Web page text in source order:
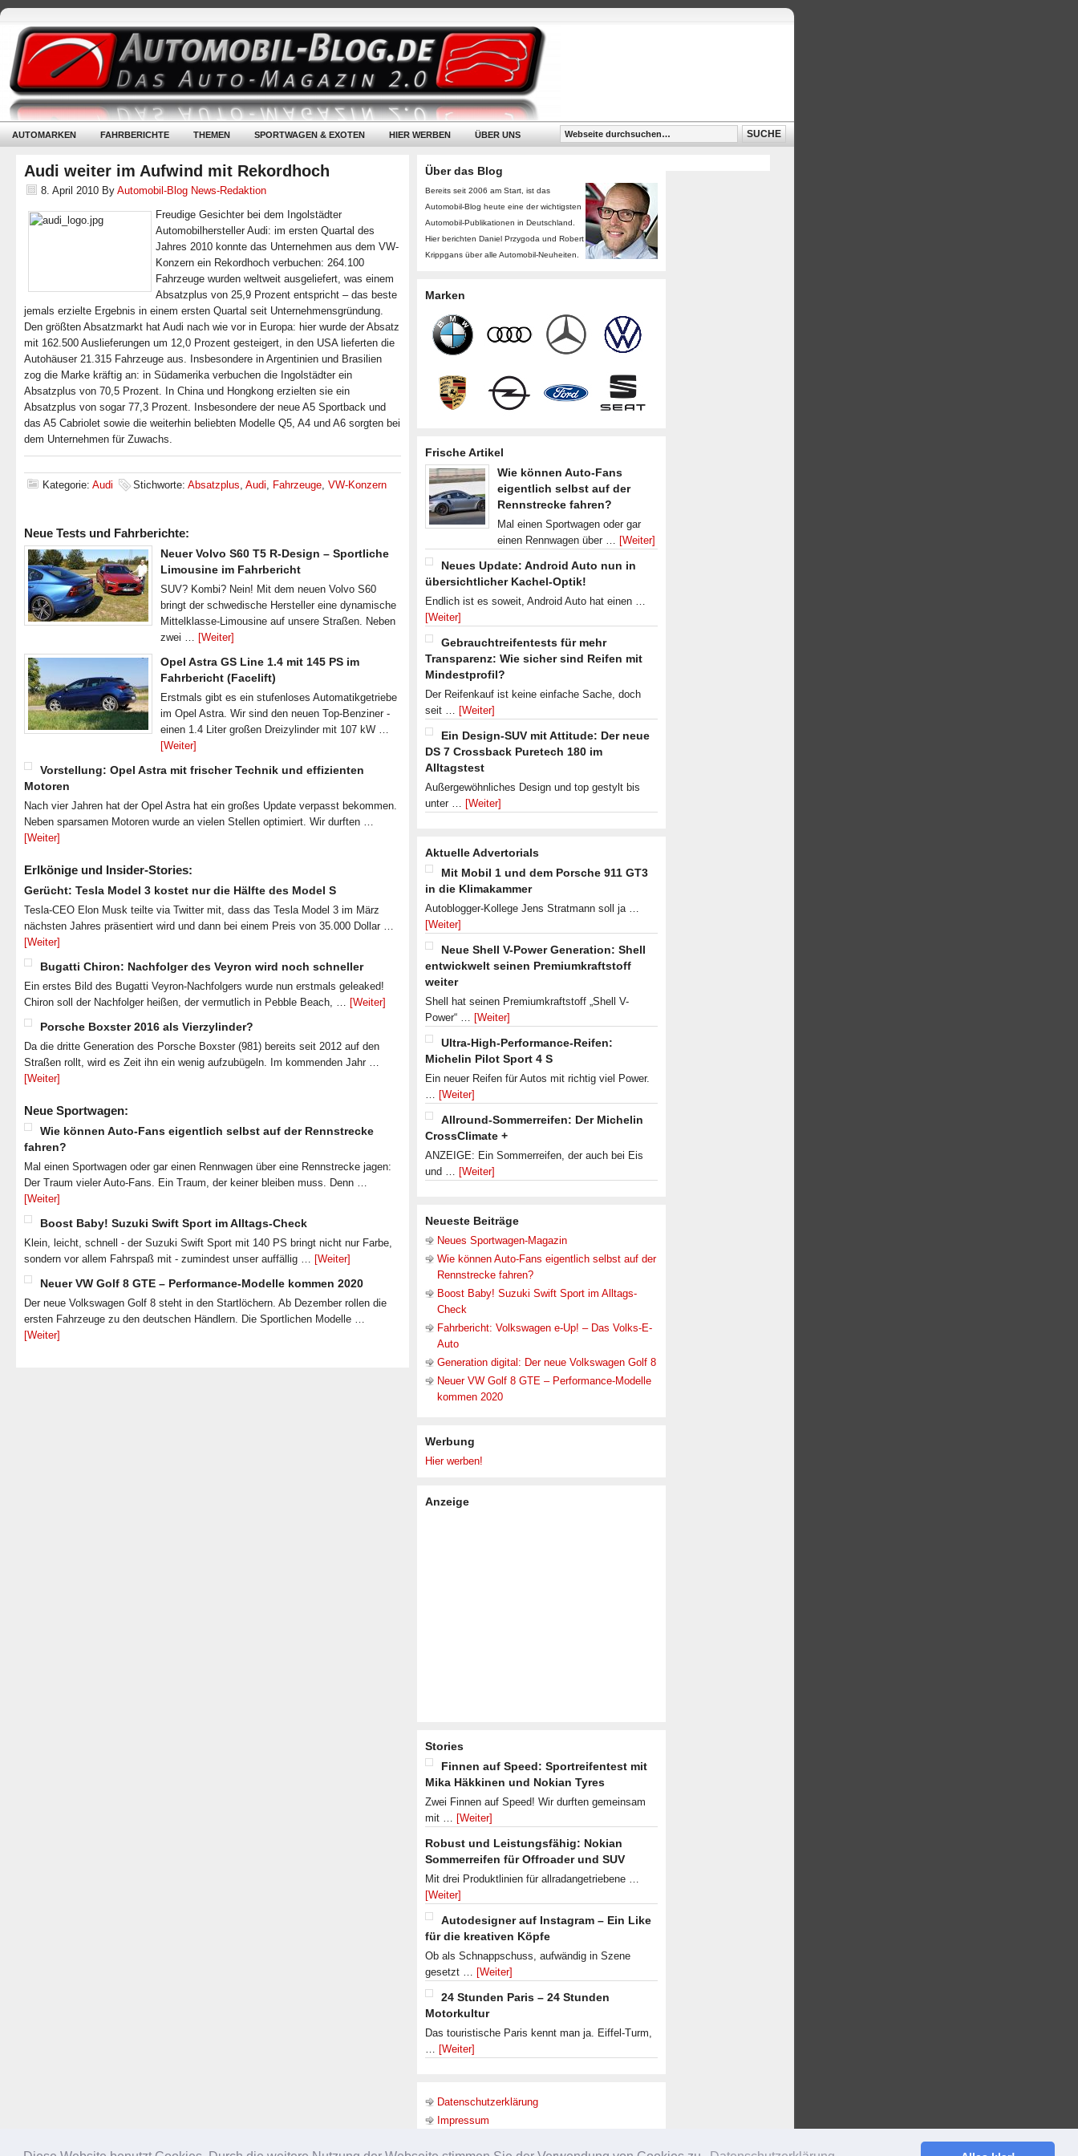
AUTOMARKEN FAHRBERICHTE THEMEN SPORTWAGEN & EXOTEN HIER WERBEN ÜBER UNS
Audi weiter im Aufwind mit Rekordhoch
8. April 2010 By Automobil-Blog News-Redaktion
Freudige Gesichter bei dem Ingolstädter
Automobilhersteller Audi: im ersten Quartal des
Jahres 2010 konnte das Unternehmen aus dem VW-
Konzern ein Rekordhoch verbuchen: 264.100
Fahrzeuge wurden weltweit ausgeliefert, was einem
Absatzplus von 25,9 Prozent entspricht – das beste
jemals erzielte Ergebnis in einem ersten Quartal seit Unternehmensgründung.
Den größten Absatzmarkt hat Audi nach wie vor in Europa: hier wurde der Absatz
mit 162.500 Auslieferungen um 12,0 Prozent gesteigert, in den USA lieferten die
Autohäuser 21.315 Fahrzeuge aus. Insbesondere in Argentinien und Brasilien
zog die Marke kräftig an: in Südamerika verbuchen die Ingolstädter ein
Absatzplus von 70,5 Prozent. In China und Hongkong erzielten sie ein
Absatzplus von sogar 77,3 Prozent. Insbesondere der neue A5 Sportback und
das A5 Cabriolet sowie die weiterhin beliebten Modelle Q5, A4 und A6 sorgten bei
dem Unternehmen für Zuwachs.
Kategorie: Audi Stichworte: Absatzplus, Audi, Fahrzeuge, VW-Konzern
Neue Tests und Fahrberichte:
Neuer Volvo S60 T5 R-Design – Sportliche
Limousine im Fahrbericht
SUV? Kombi? Nein! Mit dem neuen Volvo S60
bringt der schwedische Hersteller eine dynamische
Mittelklasse-Limousine auf unsere Straßen. Neben
zwei … [Weiter]
Opel Astra GS Line 1.4 mit 145 PS im
Fahrbericht (Facelift)
Erstmals gibt es ein stufenloses Automatikgetriebe
im Opel Astra. Wir sind den neuen Top-Benziner -
einen 1.4 Liter großen Dreizylinder mit 107 kW …
[Weiter]
Vorstellung: Opel Astra mit frischer Technik und effizienten
Motoren
Nach vier Jahren hat der Opel Astra hat ein großes Update verpasst bekommen.
Neben sparsamen Motoren wurde an vielen Stellen optimiert. Wir durften …
[Weiter]
Erlkönige und Insider-Stories:
Gerücht: Tesla Model 3 kostet nur die Hälfte des Model S
Tesla-CEO Elon Musk teilte via Twitter mit, dass das Tesla Model 3 im März
nächsten Jahres präsentiert wird und dann bei einem Preis von 35.000 Dollar …
[Weiter]
Bugatti Chiron: Nachfolger des Veyron wird noch schneller
Ein erstes Bild des Bugatti Veyron-Nachfolgers wurde nun erstmals geleaked!
Chiron soll der Nachfolger heißen, der vermutlich in Pebble Beach, … [Weiter]
Porsche Boxster 2016 als Vierzylinder?
Da die dritte Generation des Porsche Boxster (981) bereits seit 2012 auf den
Straßen rollt, wird es Zeit ihn ein wenig aufzubügeln. Im kommenden Jahr …
[Weiter]
Neue Sportwagen:
Wie können Auto-Fans eigentlich selbst auf der Rennstrecke
fahren?
Mal einen Sportwagen oder gar einen Rennwagen über eine Rennstrecke jagen:
Der Traum vieler Auto-Fans. Ein Traum, der keiner bleiben muss. Denn …
[Weiter]
Boost Baby! Suzuki Swift Sport im Alltags-Check
Klein, leicht, schnell - der Suzuki Swift Sport mit 140 PS bringt nicht nur Farbe,
sondern vor allem Fahrspaß mit - zumindest unser auffällig … [Weiter]
Neuer VW Golf 8 GTE – Performance-Modelle kommen 2020
Der neue Volkswagen Golf 8 steht in den Startlöchern. Ab Dezember rollen die
ersten Fahrzeuge zu den deutschen Händlern. Die Sportlichen Modelle …
[Weiter]
Über das Blog
Bereits seit 2006 am Start, ist das
Automobil-Blog heute eine der wichtigsten
Automobil-Publikationen in Deutschland.
Hier berichten Daniel Przygoda und Robert
Krippgans über alle Automobil-Neuheiten.
Marken
Frische Artikel
Wie können Auto-Fans
eigentlich selbst auf der
Rennstrecke fahren?
Mal einen Sportwagen oder gar
einen Rennwagen über … [Weiter]
Neues Update: Android Auto nun in
übersichtlicher Kachel-Optik!
Endlich ist es soweit, Android Auto hat einen …
[Weiter]
Gebrauchtreifentests für mehr
Transparenz: Wie sicher sind Reifen mit
Mindestprofil?
Der Reifenkauf ist keine einfache Sache, doch
seit … [Weiter]
Ein Design-SUV mit Attitude: Der neue
DS 7 Crossback Puretech 180 im
Alltagstest
Außergewöhnliches Design und top gestylt bis
unter … [Weiter]
Aktuelle Advertorials
Mit Mobil 1 und dem Porsche 911 GT3
in die Klimakammer
Autoblogger-Kollege Jens Stratmann soll ja …
[Weiter]
Neue Shell V-Power Generation: Shell
entwickwelt seinen Premiumkraftstoff
weiter
Shell hat seinen Premiumkraftstoff „Shell V-
Power“ … [Weiter]
Ultra-High-Performance-Reifen:
Michelin Pilot Sport 4 S
Ein neuer Reifen für Autos mit richtig viel Power.
… [Weiter]
Allround-Sommerreifen: Der Michelin
CrossClimate +
ANZEIGE: Ein Sommerreifen, der auch bei Eis
und … [Weiter]
Neueste Beiträge
Neues Sportwagen-Magazin
Wie können Auto-Fans eigentlich selbst auf der
Rennstrecke fahren?
Boost Baby! Suzuki Swift Sport im Alltags-
Check
Fahrbericht: Volkswagen e-Up! – Das Volks-E-
Auto
Generation digital: Der neue Volkswagen Golf 8
Neuer VW Golf 8 GTE – Performance-Modelle
kommen 2020
Werbung
Hier werben!
Anzeige
Stories
Finnen auf Speed: Sportreifentest mit
Mika Häkkinen und Nokian Tyres
Zwei Finnen auf Speed! Wir durften gemeinsam
mit … [Weiter]
Robust und Leistungsfähig: Nokian
Sommerreifen für Offroader und SUV
Mit drei Produktlinien für allradangetriebene …
[Weiter]
Autodesigner auf Instagram – Ein Like
für die kreativen Köpfe
Ob als Schnappschuss, aufwändig in Szene
gesetzt … [Weiter]
24 Stunden Paris – 24 Stunden
Motorkultur
Das touristische Paris kennt man ja. Eiffel-Turm,
… [Weiter]
Datenschutzerklärung
Impressum